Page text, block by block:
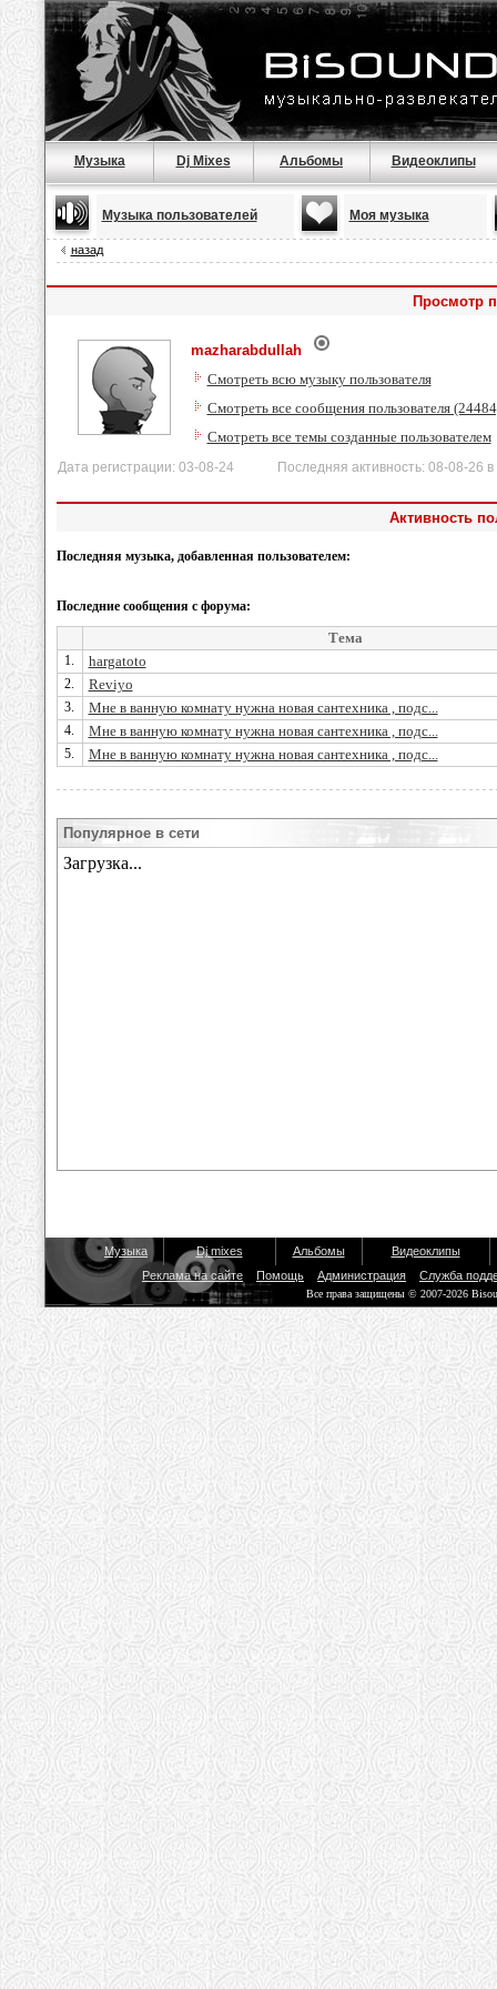
Музыка Dj Mixes Альбомы Видеоклипы
Музыка пользователей Моя музыка
назад
Просмотр
mazharabdullah
Смотреть всю музыку пользователя
Смотреть все сообщения пользователя
Смотреть все темы созданные пользователем
Дата регистрации: 03-08-24 Последняя активность: 08-08-26 в
Активность
Последняя музыка, добавленная пользователем:
Последние сообщения с форума:
Тема
1. hargatoto
2. Reviyo
3. Мне в ванную комнату нужна новая сантехника , подс...
4. Мне в ванную комнату нужна новая сантехника , подс...
5. Мне в ванную комнату нужна новая сантехника , подс...
Популярное в сети
Музыка Dj mixes Альбомы
Видеоклипы
Реклама на сайте
Помощь Администрация Служба
Все права защищены © 2007-2026